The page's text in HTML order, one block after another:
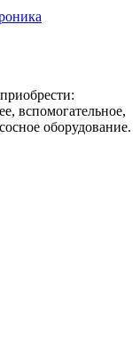
вспомогательное,
оборудование.